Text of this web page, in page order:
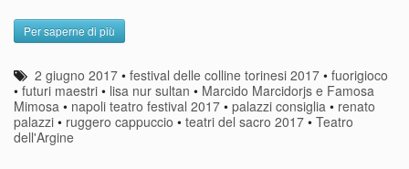
Per saperne di più
2 giugno 2017 •festival delle colline torinesi 2017 •fuorigioco
• futuri maestri • lisa nur sultan • Marcido Marcidorjs e Famosa
Mimosa • napoli teatro festival 2017 • palazzi consiglia • renato
palazzi • ruggero cappuccio • teatri del sacro 2017 • Teatro
dell'Argine